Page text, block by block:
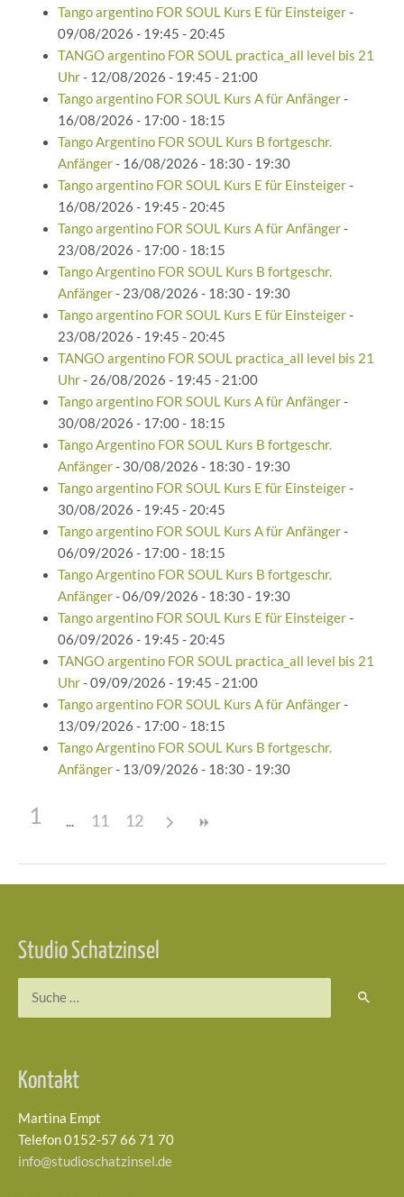
Tango argentino FOR SOUL Kurs E für Einsteiger-
09/08/2026 - 19:45 - 20:45
TANGO argentino FOR SOUL practica_all level bis 21
Uhr- 12/08/2026 - 19:45 - 21:00
Tango argentino FOR SOUL Kurs A für Anfänger-
16/08/2026 - 17:00 - 18:15
Tango Argentino FOR SOUL Kurs B fortgeschr.
Anfänger- 16/08/2026 - 18:30 - 19:30
Tango argentino FOR SOUL Kurs E für Einsteiger-
16/08/2026 - 19:45 - 20:45
Tango argentino FOR SOUL Kurs A für Anfänger-
23/08/2026 - 17:00 - 18:15
Tango Argentino FOR SOUL Kurs B fortgeschr.
Anfänger- 23/08/2026 - 18:30 - 19:30
Tango argentino FOR SOUL Kurs E für Einsteiger-
23/08/2026 - 19:45 - 20:45
TANGO argentino FOR SOUL practica_all level bis 21
Uhr- 26/08/2026 - 19:45 - 21:00
Tango argentino FOR SOUL Kurs A für Anfänger-
30/08/2026 - 17:00 - 18:15
Tango Argentino FOR SOUL Kurs B fortgeschr.
Anfänger- 30/08/2026 - 18:30 - 19:30
Tango argentino FOR SOUL Kurs E für Einsteiger-
30/08/2026 - 19:45 - 20:45
Tango argentino FOR SOUL Kurs A für Anfänger-
06/09/2026 - 17:00 - 18:15
Tango Argentino FOR SOUL Kurs B fortgeschr.
Anfänger- 06/09/2026 - 18:30 - 19:30
Tango argentino FOR SOUL Kurs E für Einsteiger-
06/09/2026 - 19:45 - 20:45
TANGO argentino FOR SOUL practica_all level bis 21
Uhr- 09/09/2026 - 19:45 - 21:00
Tango argentino FOR SOUL Kurs A für Anfänger-
13/09/2026 - 17:00 - 18:15
Tango Argentino FOR SOUL Kurs B fortgeschr.
Anfänger- 13/09/2026 - 18:30 - 19:30
1 11 12
Studio Schatzinsel
Kontakt
Martina Empt
Telefon 0152-57 66 71 70
info@studioschatzinsel.de